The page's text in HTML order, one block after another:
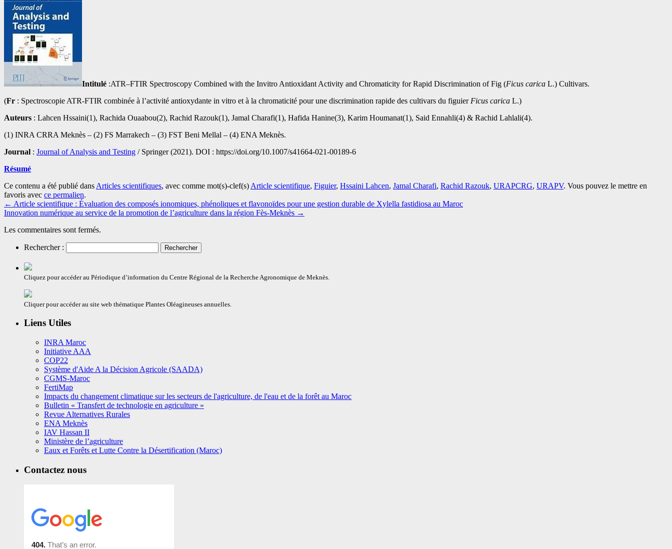
Intitulé :ATR–FTIR Spectroscopy Combined with the Invitro Antioxidant Activity and Chromaticity for Rapid Discrimination of Fig (Ficus carica L.) Cultivars.
(Fr : Spectroscopie ATR-FTIR combinée à l’activité antioxydante in vitro et à la chromaticité pour une discrimination rapide des cultivars du figuier Ficus carica L.)
Auteurs : Lahcen Hssaini(1), Rachida Ouaabou(2), Rachid Razouk(1), Jamal Charafi(1), Hafida Hanine(3), Karim Houmanat(1), Said Ennahli(4) & Rachid Lahlali(4).
(1) INRA CRRA Meknès – (2) FS Marrakech – (3) FST Beni Mellal – (4) ENA Meknès.
Journal : Journal of Analysis and Testing / Springer (2021). DOI : https://doi.org/10.1007/s41664-021-00189-6
Résumé
Ce contenu a été publié dans Articles scientifiques, avec comme mot(s)-clef(s) Article scientifique, Figuier, Hssaini Lahcen, Jamal Charafi, Rachid Razouk, URAPCRG, URAPV. Vous pouvez le mettre en
favoris avec ce permalien.
← Article scientifique : Évaluation des composés ionomiques, phénoliques et flavonoïdes pour une gestion durable de Xylella fastidiosa au Maroc
Innovation numérique au service de la promotion de l’agriculture dans la région Fès-Meknès →
Les commentaires sont fermés.
Rechercher :
Cliquez pour accéder au Périodique d’information du Centre Régional de la Recherche Agronomique de Meknès.
Cliquer pour accéder au site web thématique Plantes Oléagineuses annuelles.
Liens Utiles
INRA Maroc
Initiative AAA
COP22
Système d'Aide A la Décision Agricole (SAADA)
CGMS-Maroc
FertiMap
Impacts du changement climatique sur les secteurs de l'agriculture, de l'eau et de la forêt au Maroc
Bulletin « Transfert de technologie en agriculture »
Revue Alternatives Rurales
ENA Meknès
IAV Hassan II
Ministère de l’agriculture
Eaux et Forêts et Lutte Contre la Désertification (Maroc)
Contactez nous